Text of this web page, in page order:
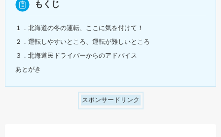
もくじ
１．北海道の冬の運転、ここに気を付けて！
２．運転しやすいところ、運転が難しいところ
３．北海道民ドライバーからのアドバイス
あとがき
スポンサードリンク